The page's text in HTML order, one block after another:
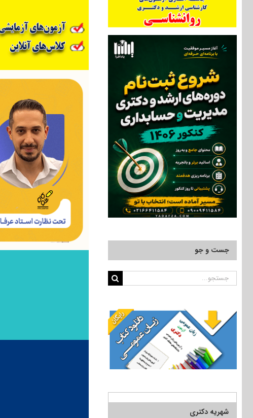
جست و جو
جستجو
شهریه دکتری